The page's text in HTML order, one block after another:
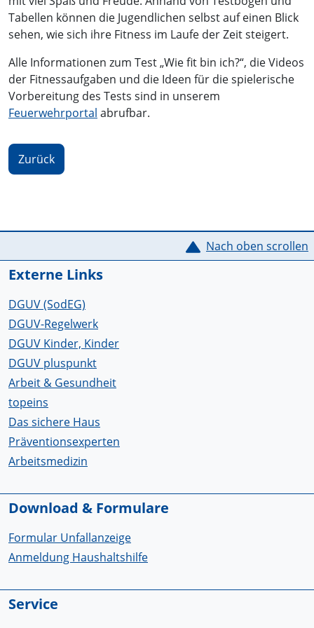
Tabellen können die Jugendlichen selbst auf einen Blick
sehen, wie sich ihre Fitness im Laufe der Zeit steigert.
Alle Informationen zum Test „Wie fit bin ich?“, die Videos
der Fitnessaufgaben und die Ideen für die spielerische
Vorbereitung des Tests sind in unserem
Feuerwehrportal abrufbar.
Zurück
Service Informationen Nach oben scrollen
Externe Links
DGUV (SodEG)
DGUV-Regelwerk
DGUV Kinder, Kinder
DGUV pluspunkt
Arbeit & Gesundheit
topeins
Das sichere Haus
Präventionsexperten
Arbeitsmedizin
Download & Formulare
Formular Unfallanzeige
Anmeldung Haushaltshilfe
Service